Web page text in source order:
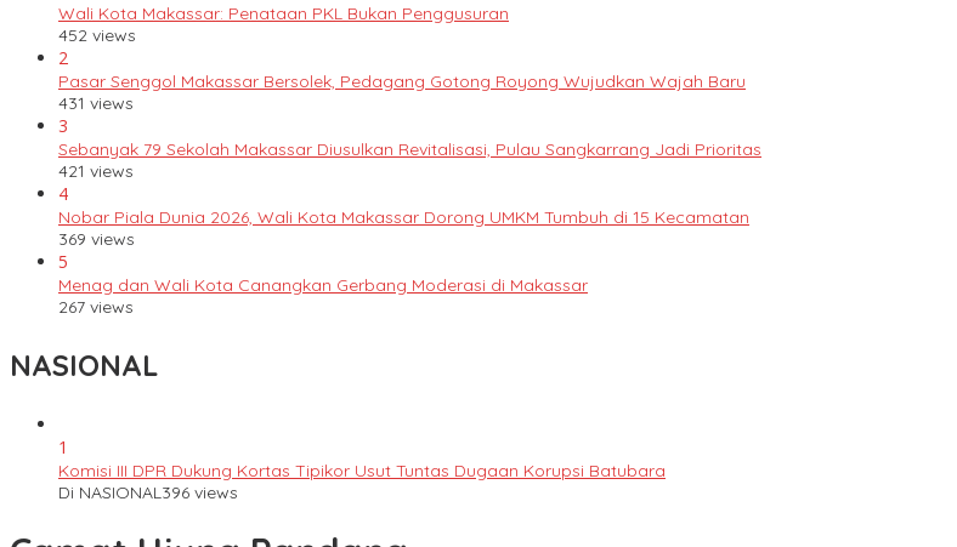
Wali Kota Makassar: Penataan PKL Bukan Penggusuran
452 views
2
Pasar Senggol Makassar Bersolek, Pedagang Gotong Royong Wujudkan Wajah Baru
431 views
3
Sebanyak 79 Sekolah Makassar Diusulkan Revitalisasi, Pulau Sangkarrang Jadi Prioritas
421 views
4
Nobar Piala Dunia 2026, Wali Kota Makassar Dorong UMKM Tumbuh di 15 Kecamatan
369 views
5
Menag dan Wali Kota Canangkan Gerbang Moderasi di Makassar
267 views
NASIONAL
1
Komisi III DPR Dukung Kortas Tipikor Usut Tuntas Dugaan Korupsi Batubara
Di NASIONAL396 views